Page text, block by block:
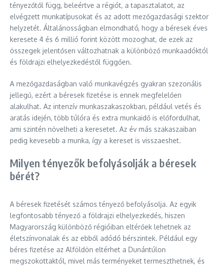
tényezőtől függ, beleértve a régiót, a tapasztalatot, az
elvégzett munkatípusokat és az adott mezőgazdasági szektor
helyzetét. Általánosságban elmondható, hogy a béresek éves
keresete 4 és 6 millió forint között mozoghat, de ezek az
összegek jelentősen változhatnak a különböző munkaadóktól
és földrajzi elhelyezkedéstől függően.
A mezőgazdaságban való munkavégzés gyakran szezonális
jellegű, ezért a béresek fizetése is ennek megfelelően
alakulhat. Az intenzív munkaszakaszokban, például vetés és
aratás idején, több túlóra és extra munkaidő is előfordulhat,
ami szintén növelheti a keresetet. Az év más szakaszaiban
pedig kevesebb a munka, így a kereset is visszaeshet.
Milyen tényezők befolyásolják a béresek
bérét?
A béresek fizetését számos tényező befolyásolja. Az egyik
legfontosabb tényező a földrajzi elhelyezkedés, hiszen
Magyarország különböző régióiban eltérőek lehetnek az
életszínvonalak és az ebből adódó bérszintek. Például egy
béres fizetése az Alföldön eltérhet a Dunántúlon
megszokottaktól, mivel más terményeket termeszthetnek, és